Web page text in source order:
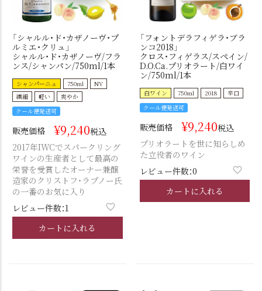
「シャルル・ド・カザノーヴ・プ
ルミエ・クリュ」
シャルル・ド・カザノーヴ/フラ
ンス/シャンパン/750ml/1本
シャンパーニュ 750ml
NV
繊細
軽い
爽やか
クール便発送可
販売価格 ¥9,240税込
2017年IWCでスパークリング
ワインの生産者として最高の
栄誉を受賞したオーナー兼醸
造家のクリストフ・ラプノー氏
の一番のお気に入り
レビュー件数：1
カートに入れる
「フォントデラフィゲラ・ブラ
ンコ2018」
クロス・フィゲラス/スペイン/
D.O.Ca.プリオラート/白ワイ
ン/750ml/1本
白ワイン 750ml 2018
辛口
クール便発送可
販売価格 ¥9,240税込
プリオラートを世に知らしめ
た立役者のワイン
レビュー件数：0
カートに入れる